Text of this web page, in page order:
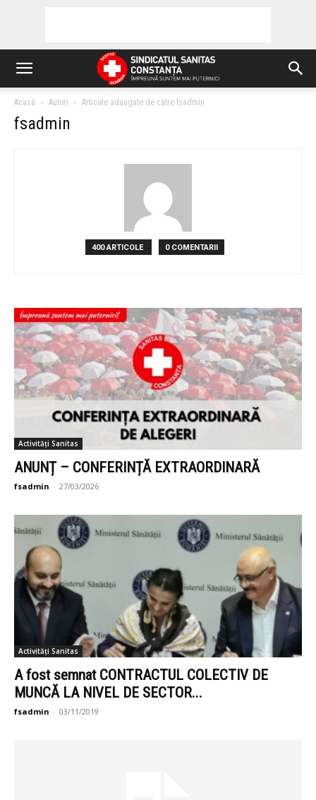
Acasă Autori Articole adaugate de către fsadmin
fsadmin
400 ARTICOLE 0 COMENTARII
Activități Sanitas
ANUNȚ – CONFERINȚĂ EXTRAORDINARĂ
fsadmin - 27/03/2026
Activități Sanitas
A fost semnat CONTRACTUL COLECTIV DE
MUNCĂ LA NIVEL DE SECTOR...
fsadmin - 03/11/2019